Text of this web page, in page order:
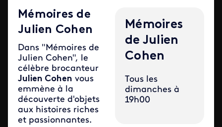
Mémoires de
Julien Cohen
Dans "Mémoires de
Julien Cohen", le
célèbre brocanteur
Julien Cohen vous
emmène à la
découverte d'objets
aux histoires riches
et passionnantes.
Mémoires
de Julien
Cohen
Tous les
dimanches à
19h00